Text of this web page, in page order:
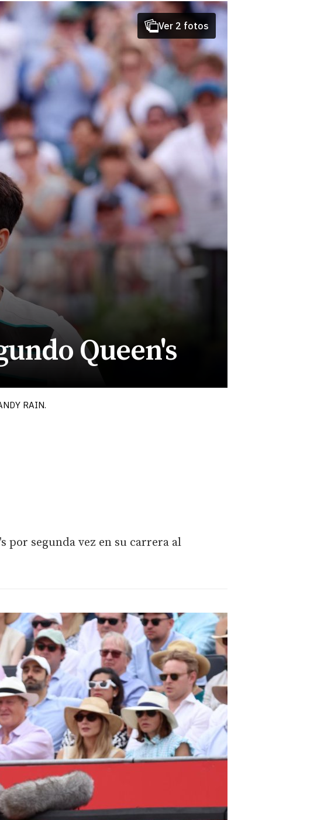
Queen's
Ver 2 fotos
RAIN.
por segunda vez en su carrera al